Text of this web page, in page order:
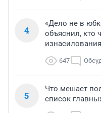
4
«Дело не в
объяснил, кто
изнасилования
647
5
Что мешает
список